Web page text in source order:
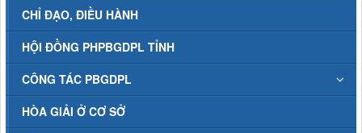
CHỈ ĐẠO, ĐIỀU HÀNH
HỘI ĐỒNG PHPBGDPL TỈNH
CÔNG TÁC PBGDPL
HÒA GIẢI Ở CƠ SỞ